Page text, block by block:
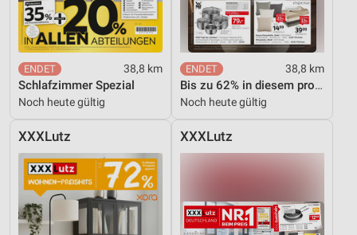
38,8 km
Schlafzimmer Spezial
Noch heute gültig
38,8 km
Bis zu 62% in diesem prospekt
Noch heute gültig
XXXLutz XXXLutz